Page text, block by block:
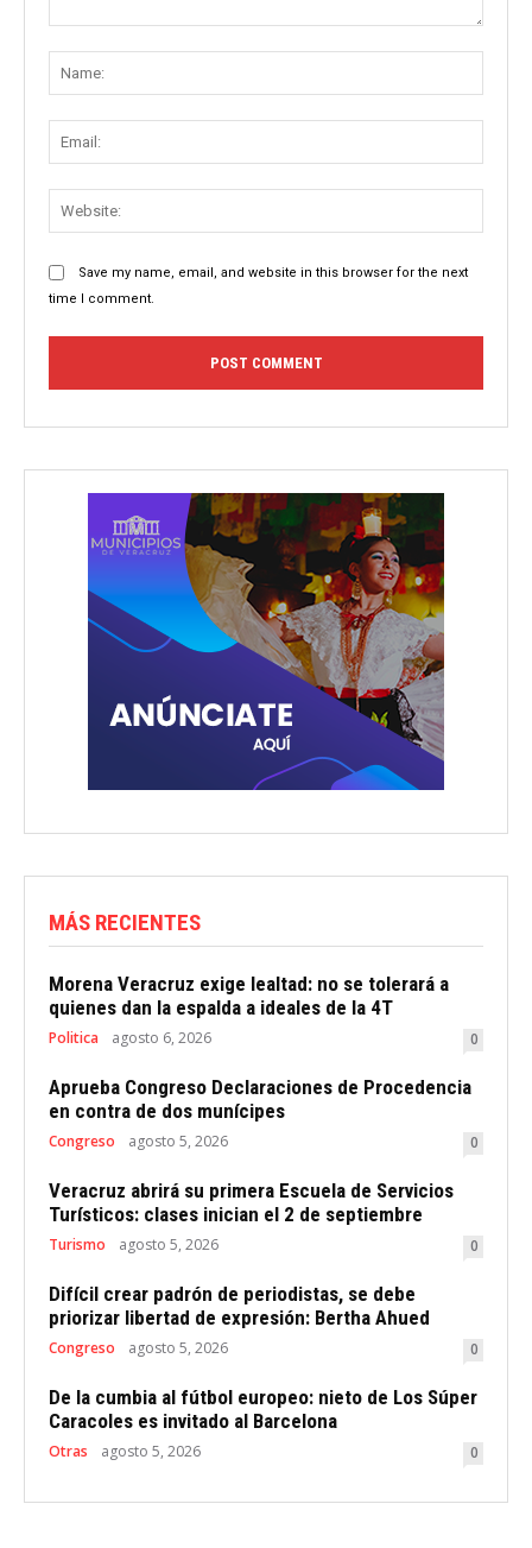
Save my name, email, and website in this browser for the next
time I comment.
MÁS RECIENTES
Morena Veracruz exige lealtad: no se tolerará a
quienes dan la espalda a ideales de la 4T
Politica agosto 6, 2026 0
Aprueba Congreso Declaraciones de Procedencia
en contra de dos munícipes
Congreso agosto 5, 2026 0
Veracruz abrirá su primera Escuela de Servicios
Turísticos: clases inician el 2 de septiembre
Turismo agosto 5, 2026 0
Difícil crear padrón de periodistas, se debe
priorizar libertad de expresión: Bertha Ahued
Congreso agosto 5, 2026 0
De la cumbia al fútbol europeo: nieto de Los Súper
Caracoles es invitado al Barcelona
Otras agosto 5, 2026 0